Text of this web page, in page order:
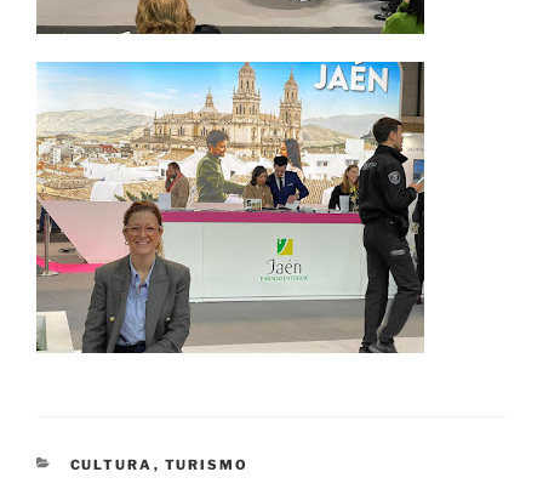
CATEGORÍAS
CULTURA , TURISMO